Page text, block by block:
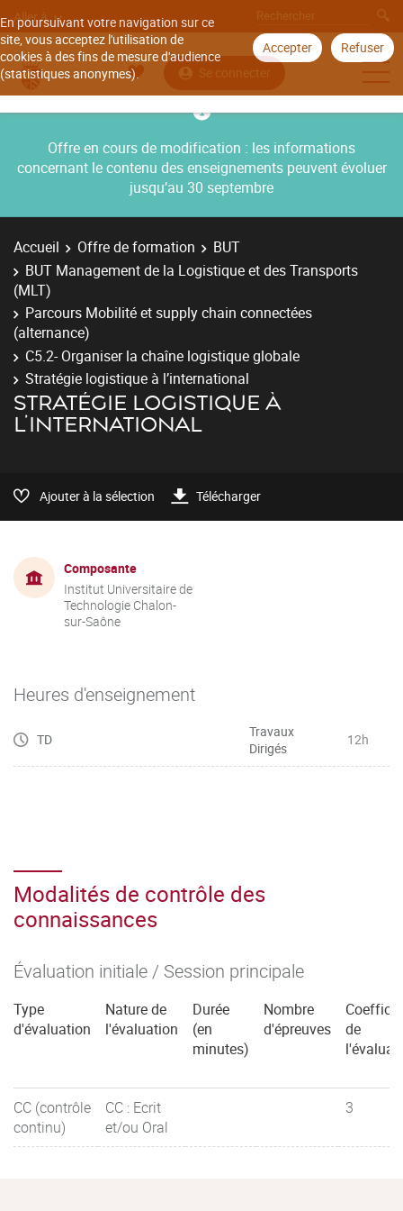
En poursuivant votre navigation sur ce
site, vous acceptez l'utilisation de
cookies à des fins de mesure d'audience
(statistiques anonymes).
Accepter Refuser
Aller à
Se connecter
Offre en cours de modification : les informations
concernant le contenu des enseignements peuvent évoluer
jusqu’au 30 septembre
Accueil Offre de formation
BUT
BUT Management de la Logistique et des Transports
(MLT)
Parcours Mobilité et supply chain connectées
(alternance)
C5.2- Organiser la chaîne logistique globale
Stratégie logistique à l’international
STRATÉGIE LOGISTIQUE À
L’INTERNATIONAL
Ajouter à la sélection Télécharger
Composante
Institut Universitaire de
Technologie Chalon-
sur-Saône
Heures d'enseignement
TD
Travaux
Dirigés
12h
Modalités de contrôle des
connaissances
Évaluation initiale / Session principale
Type
d'évaluation
Nature de
l'évaluation
Durée
(en
minutes)
Nombre
d'épreuves
de
CC (contrôle
continu)
CC : Ecrit
et/ou Oral
3